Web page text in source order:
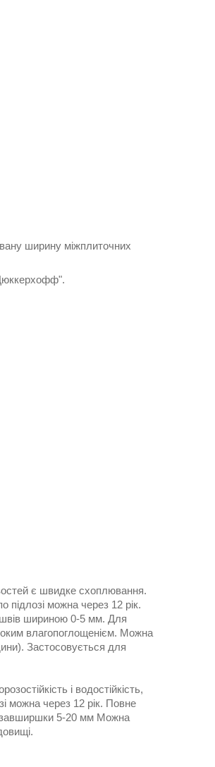
ширину міжплиточних
є швидке схоплювання.
підлозі можна через 12 рік.
швів шириною 0-5 мм. Для
влагопоглощенієм. Можна
Застосовується для
і водостійкість,
можна через 12 рік. Повне
завширшки 5-20 мм Можна